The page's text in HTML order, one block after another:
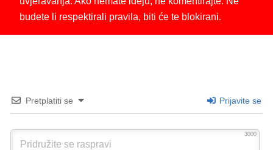
budete li respektirali pravila, biti će te blokirani.
Pretplatiti se Prijavite se
3000